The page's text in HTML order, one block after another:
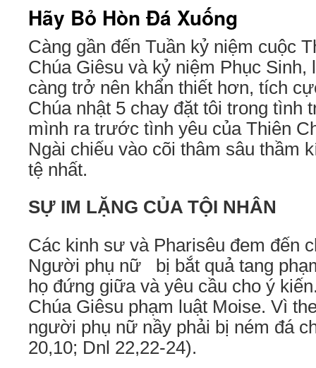
Hãy Bỏ Hòn Đá Xuống
Càng gần đến Tuần kỷ niệm cuộc
Chúa Giêsu và kỷ niệm Phục
càng trở nên khẩn thiết hơn, tích
Chúa nhật 5 chay đặt tôi trong tình
mình ra trước tình yêu của Thiên
Ngài chiếu vào cõi thâm sâu thầm
tệ nhất.
SỰ IM LẶNG CỦA TỘI NHÂN
Các kinh sư và Pharisêu đem đến
Người phụ nữ bị bắt quả tang
họ đứng giữa và yêu cầu cho ý
Chúa Giêsu phạm luật Moise. Vì
người phụ nữ nầy phải bị ném đá
20,10; Dnl 22,22-24).